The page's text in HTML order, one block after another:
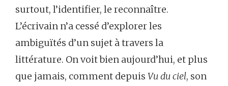
surtout, l’identifier, le reconnaître.
L’écrivain n’a cessé d’explorer les
ambiguïtés d’un sujet à travers la
littérature. On voit bien aujourd’hui, et plus
que jamais, comment depuis Vu du ciel, son